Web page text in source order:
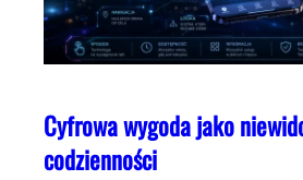
Cyfrowa wygoda jako
codzienności